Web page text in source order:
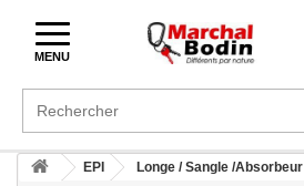
MENU
EPI Longe / Sangle /Absorbeur